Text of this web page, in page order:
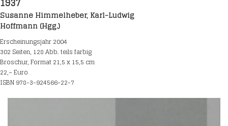
Susanne Himmelheber, Karl-Ludwig
Hoffmann (Hgg.)
Erscheinungsjahr 2004
302 Seiten, 128 Abb. teils farbig
Broschur, Format 21,5 x 15,5 cm
22,– Euro
ISBN 978-3-924566-22-7